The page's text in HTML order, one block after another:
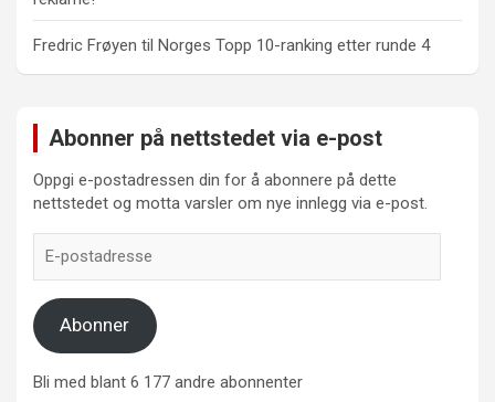
Fredric Frøyen til Norges Topp 10-ranking etter runde 4
Abonner på nettstedet via e-post
Oppgi e-postadressen din for å abonnere på dette
nettstedet og motta varsler om nye innlegg via e-post.
postadresse
Abonner
Bli med blant 6 177 andre abonnenter